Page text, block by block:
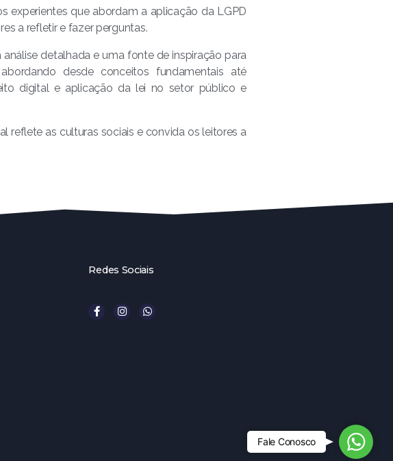
experientes que abordam a aplicação da LGPD
a refletir e fazer perguntas.
detalhada e uma fonte de inspiração para
desde conceitos fundamentais até
digital e aplicação da lei no setor público e
reflete as culturas sociais e convida os leitores a
Redes Sociais
W
h
Fale Conosco